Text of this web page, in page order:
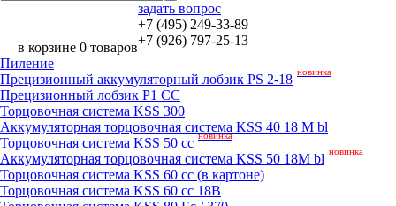
в корзине 0 товаров
задать вопрос
+7 (495) 249-33-89
+7 (926) 797-25-13
Пиление
Прецизионный аккумуляторный лобзик PS 2-18 новинка
Прецизионный лобзик P1 CC
Торцовочная система KSS 300
Аккумуляторная торцовочная система KSS 40 18 M bl
Торцовочная система KSS 50 сс новинка
Аккумуляторная торцовочная система KSS 50 18M bl новинка
Торцовочная система KSS 60 cc (в картоне)
Торцовочная система KSS 60 cc 18В